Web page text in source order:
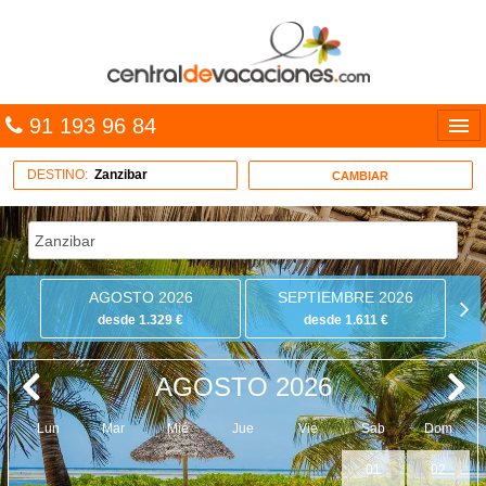
91 193 96 84
Entrar
MULTIDESTINO
VACACIONES
HOTELES
CARIBE
OFERTAS
DESTINO: Zanzibar CAMBIAR
AGOSTO 2026
desde 1.329 €
SEPTIEMBRE 2026
desde 1.611 €
AGOSTO 2026
Lun Mar Mié Jue Vie Sab Dom
01 02